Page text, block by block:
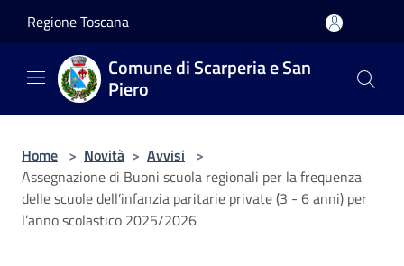
Regione Toscana
Comune di Scarperia e San
Piero
Home > Novità > Avvisi >
Assegnazione di Buoni scuola regionali per la frequenza
delle scuole dell’infanzia paritarie private (3 - 6 anni) per
l’anno scolastico 2025/2026